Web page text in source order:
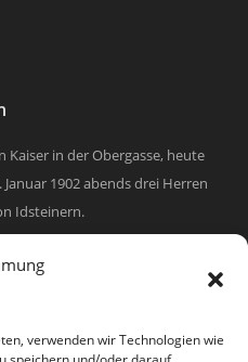
verwenden wir Technologien wie
in der Obergasse, heute
1902 abends drei Herren
Idsteinern.